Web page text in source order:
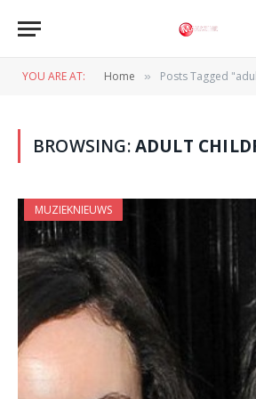
YOU ARE AT: Home » Posts Tagged
BROWSING:ADULT
MUZIEKNIEUWS